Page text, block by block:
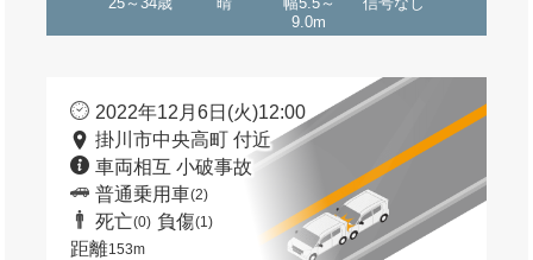
9.0m
2022年12月6日(火)12:00
掛川市中央高町 付近
車両相互 小破事故
普通乗用車(2)
死亡(0) 負傷(1)
距離153m